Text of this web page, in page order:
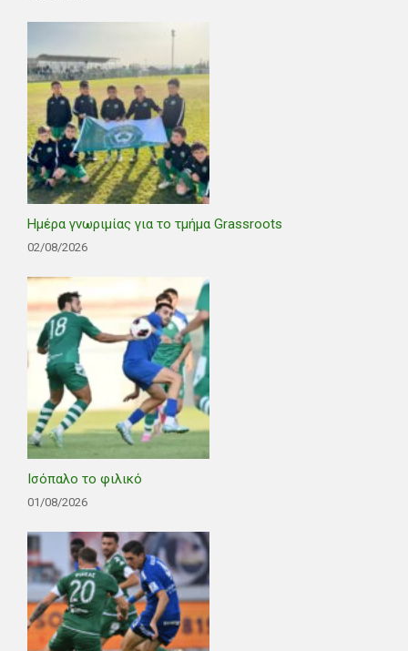
Ημέρα γνωριμίας για το τμήμα Grassroots
02/08/2026
Ισόπαλο το φιλικό
01/08/2026